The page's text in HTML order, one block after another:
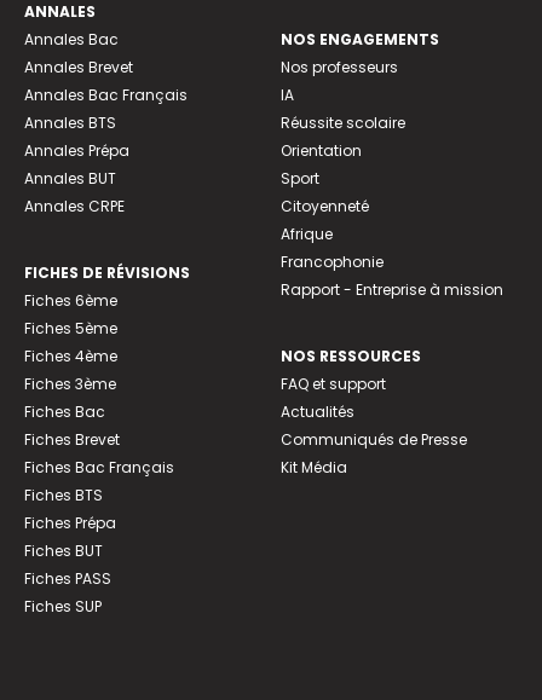
ANNALES
Annales Bac
Annales Brevet
Annales Bac Français
Annales BTS
Annales Prépa
Annales BUT
Annales CRPE
FICHES DE RÉVISIONS
Fiches 6ème
Fiches 5ème
Fiches 4ème
Fiches 3ème
Fiches Bac
Fiches Brevet
Fiches Bac Français
Fiches BTS
Fiches Prépa
Fiches BUT
Fiches PASS
Fiches SUP
NOS ENGAGEMENTS
Nos professeurs
IA
Réussite scolaire
Orientation
Sport
Citoyenneté
Afrique
Francophonie
Rapport - Entreprise à mission
NOS RESSOURCES
FAQ et support
Actualités
Communiqués de Presse
Kit Média